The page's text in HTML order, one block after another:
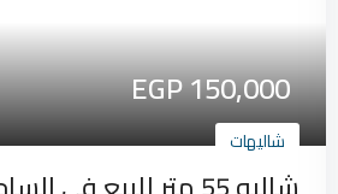
EGP150,000
شاليهات